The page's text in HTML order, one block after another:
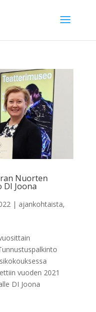
Nuorten
Joona
| ajankohtaista,
vuoden 2021
DI Joona